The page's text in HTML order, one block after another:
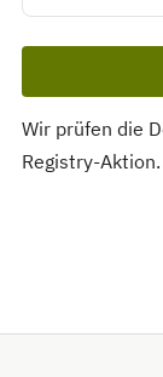
Wir prüfen die
Registry-Aktion.